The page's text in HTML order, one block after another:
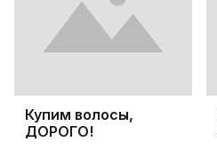
Купим волосы,
ДОРОГО!